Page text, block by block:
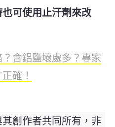
可使用止汗劑來改
？含鋁鹽壞處多？專家
確！
創作者共同所有，非